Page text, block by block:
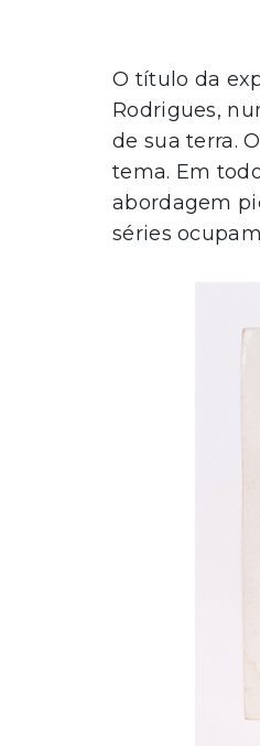
O título da
Rodrigues,
de sua terra.
tema. Em
abordagem
séries